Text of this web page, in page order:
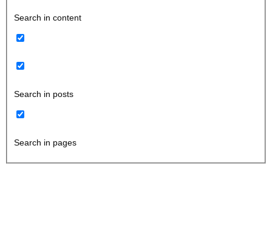
Search in content
Search in posts
Search in pages